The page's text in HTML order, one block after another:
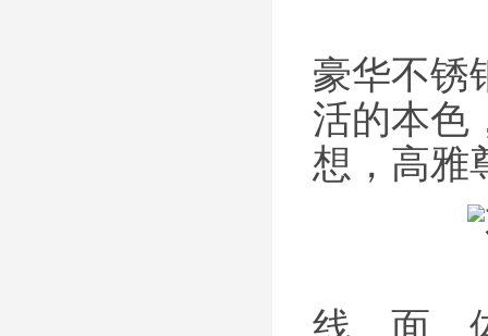
豪华不锈
活的本色
想，高雅
线、面、